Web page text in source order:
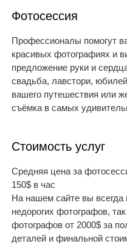
Фотосессия
Профессионалы помогут
красивых фотографиях и
предложение руки и
свадьба, лавстори,
вашего путешествия или
съёмка в самых
Стоимость услуг
Средняя цена за
150$ в час
На нашем сайте вы всегда
недорогих фотографов,
фотографов от 2000$ за
деталей и финальной